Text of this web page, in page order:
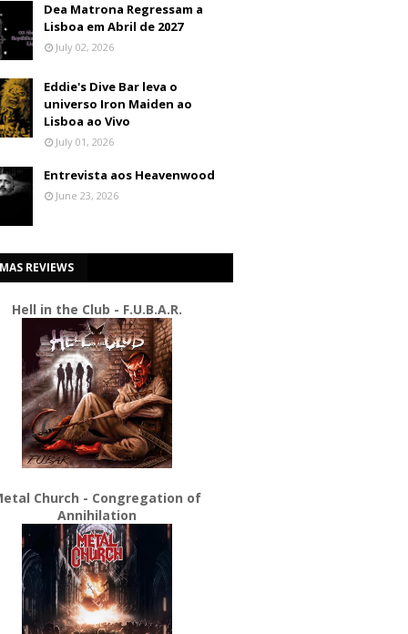
Dea Matrona Regressam a
Lisboa em Abril de 2027
July 02, 2026
Eddie's Dive Bar leva o
universo Iron Maiden ao
Lisboa ao Vivo
July 01, 2026
Entrevista aos Heavenwood
June 23, 2026
REVIEWS
Hell in the Club - F.U.B.A.R.
Church - Congregation of
Annihilation